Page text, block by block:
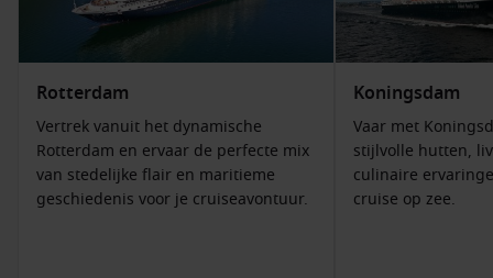
Miami– Startpunt van vele tropische cruises, met een
bruisend nachtleven en prachtige stranden.
Rotterdam
Vertrek vanuit het dynamische
Rotterdam en ervaar de perfecte mix
van stedelijke flair en maritieme
geschiedenis voor je cruiseavontuur.
Koningsdam
Vaar met
stijlvolle hutten,
culinaire
cruise op zee.